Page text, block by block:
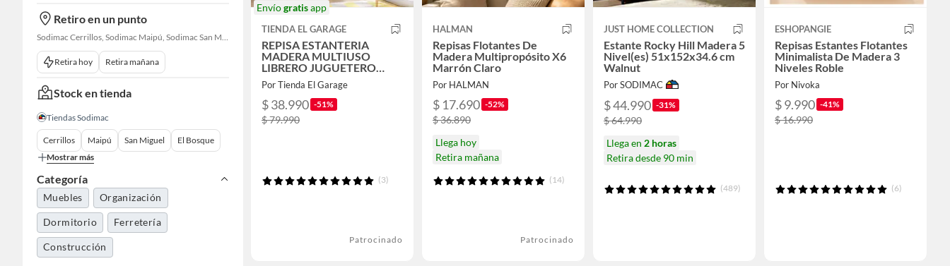
Retiro en un punto
Sodimac Cerrillos, Sodimac Maipú, Sodimac San Miguel, Sodimac El Bosque, Sodimac San Bernardo, Sodimac Talagante, Sodimac San Fernando
Retira hoy Retira mañana
Stock en tienda
Tiendas Sodimac
Cerrillos Maipú San Miguel
El Bosque
Mostrar más
Categoría
Muebles Organización
Dormitorio Ferretería
Construcción
Envíogratisapp
TIENDA EL GARAGE
REPISA ESTANTERIA
MADERA MULTIUSO
LIBRERO JUGUETERO
169x51x19
Por Tienda El Garage
$ 38.990 -51%
$ 79.990
(3)
Patrocinado
HALMAN
Repisas Flotantes De
Madera Multipropósito X6
Marrón Claro
Por HALMAN
$ 17.690 -52%
$ 36.890
Llega hoy
Retira mañana
(14)
Patrocinado
JUST HOME COLLECTION
Estante Rocky Hill Madera 5
Nivel(es) 51x152x34.6 cm
Walnut
Por SODIMAC
$ 44.990 -31%
$ 64.990
Llega en 2 horas
Retira desde 90 min
(489)
ESHOPANGIE
Repisas Estantes Flotantes
Minimalista De Madera 3
Niveles Roble
Por Nivoka
$ 9.990 -41%
$ 16.990
(6)